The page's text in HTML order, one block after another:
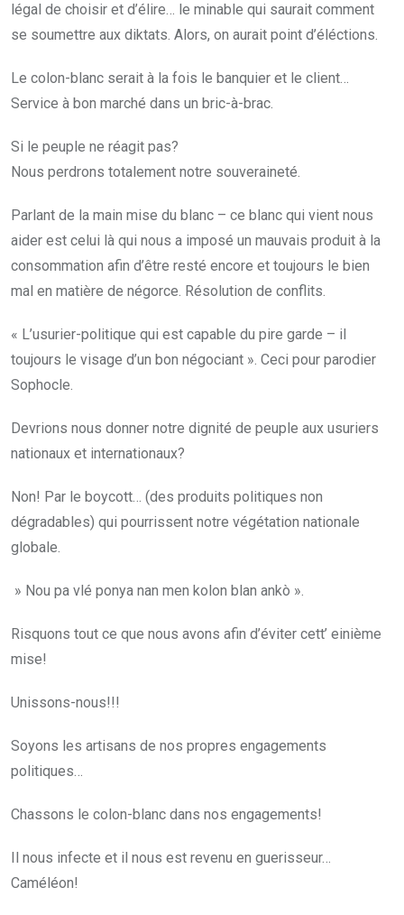
légal de choisir et d’élire… le minable qui saurait comment
se soumettre aux diktats. Alors, on aurait point d’éléctions.
Le colon-blanc serait à la fois le banquier et le client…
Service à bon marché dans un bric-à-brac.
Si le peuple ne réagit pas?
Nous perdrons totalement notre souveraineté.
Parlant de la main mise du blanc – ce blanc qui vient nous
aider est celui là qui nous a imposé un mauvais produit à la
consommation afin d’être resté encore et toujours le bien
mal en matière de négorce. Résolution de conflits.
« L’usurier-politique qui est capable du pire garde – il
toujours le visage d’un bon négociant ». Ceci pour parodier
Sophocle.
Devrions nous donner notre dignité de peuple aux usuriers
nationaux et internationaux?
Non! Par le boycott… (des produits politiques non
dégradables) qui pourrissent notre végétation nationale
globale.
» Nou pa vlé ponya nan men kolon blan ankò ».
Risquons tout ce que nous avons afin d’éviter cett’ einième
mise!
Unissons-nous!!!
Soyons les artisans de nos propres engagements
politiques…
Chassons le colon-blanc dans nos engagements!
Il nous infecte et il nous est revenu en guerisseur…
Caméléon!